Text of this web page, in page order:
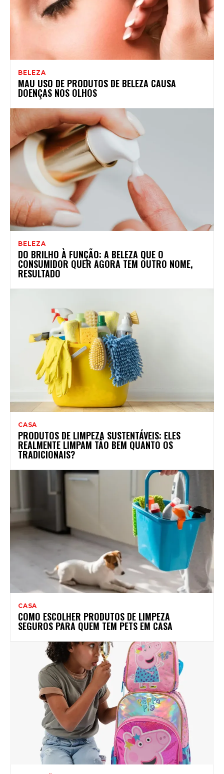
BELEZA
MAU USO DE PRODUTOS DE BELEZA CAUSA
DOENÇAS NOS OLHOS
BELEZA
DO BRILHO À FUNÇÃO: A BELEZA QUE O
CONSUMIDOR QUER AGORA TEM OUTRO NOME,
RESULTADO
CASA
PRODUTOS DE LIMPEZA SUSTENTÁVEIS: ELES
REALMENTE LIMPAM TÃO BEM QUANTO OS
TRADICIONAIS?
CASA
COMO ESCOLHER PRODUTOS DE LIMPEZA
SEGUROS PARA QUEM TEM PETS EM CASA